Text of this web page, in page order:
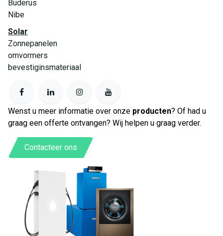
Buderus
Nibe
Solar
Zonnepanelen
omvormers
bevestiginsmateriaal
Wenst u meer informatie over onze producten? Of had u
graag een offerte ontvangen? Wij helpen u graag verder.
Contacteer ons